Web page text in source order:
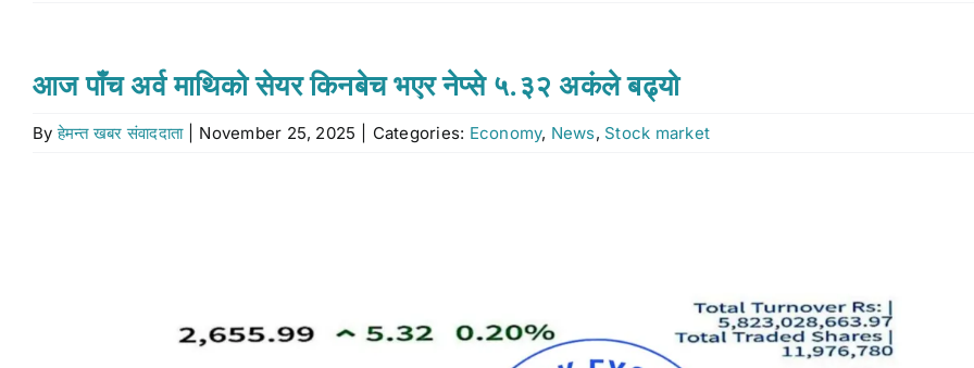
आज पाँच अर्व माथिको सेयर किनबेच भएर नेप्से ५.३२ अकंले बढ्यो
Byहेमन्त खबर संवाददाता November 25, 2025 Categories: Economy, News, Stock market